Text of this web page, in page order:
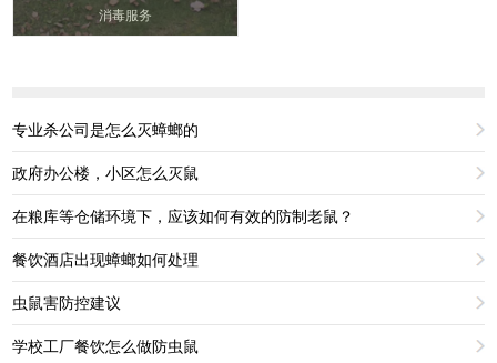
消毒服务
专业杀公司是怎么灭蟑螂的
政府办公楼，小区怎么灭鼠
在粮库等仓储环境下，应该如何有效的防制老鼠？
餐饮酒店出现蟑螂如何处理
虫鼠害防控建议
学校工厂餐饮怎么做防虫鼠